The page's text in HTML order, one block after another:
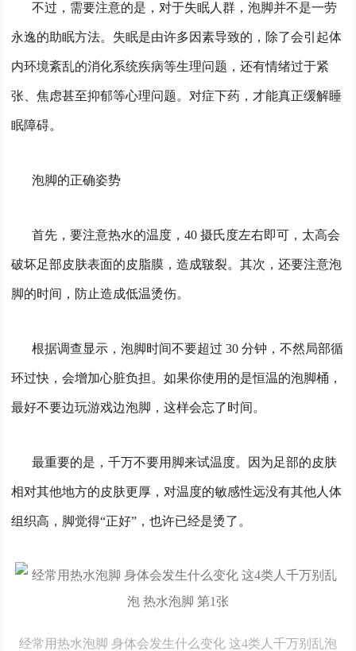
不过，需要注意的是，对于失眠人群，泡脚并不是一劳
永逸的助眠方法。失眠是由许多因素导致的，除了会引起体
内环境紊乱的消化系统疾病等生理问题，还有情绪过于紧
张、焦虑甚至抑郁等心理问题。对症下药，才能真正缓解睡
眠障碍。
泡脚的正确姿势
首先，要注意热水的温度，40 摄氏度左右即可，太高会
破坏足部皮肤表面的皮脂膜，造成皲裂。其次，还要注意泡
脚的时间，防止造成低温烫伤。
根据调查显示，泡脚时间不要超过 30 分钟，不然局部循
环过快，会增加心脏负担。如果你使用的是恒温的泡脚桶，
最好不要边玩游戏边泡脚，这样会忘了时间。
最重要的是，千万不要用脚来试温度。因为足部的皮肤
相对其他地方的皮肤更厚，对温度的敏感性远没有其他人体
组织高，脚觉得“正好”，也许已经是烫了。
经常用热水泡脚 身体会发生什么变化 这4类人千万别乱泡